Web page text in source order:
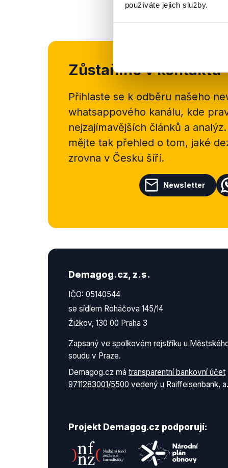
používáte jejich služby.
Zůstaňme v kontaktu
Přihlaste se k odběru našeho
whatsappového kanálu, kde
nejzajímavějších článků a
mějte tak přehled o tom, jaké
zrovna v Česku šíří.
Newsletter
Demagog.cz, z.s.
IČO: 05140544
se sídlem Roháčova 145/14
Žižkov, 130 00 Praha 3
Zapsaný ve spolkovém rejstříku u
soudu v Praze.
Demagog.cz má transparentní bankovní účet
9711283001/5500 vedený u Raiffeisenbank,
Projekt Demagog.cz podporují: